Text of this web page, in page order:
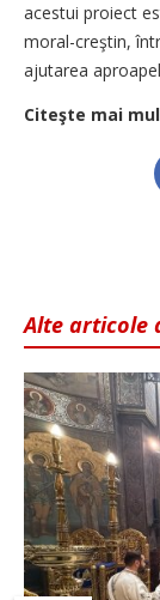
acestui proiect
moral-creştin,
ajutarea
Citeşte mai
Alte articole